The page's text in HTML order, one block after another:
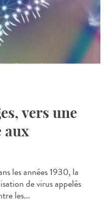
vers une
aux
les années 1930, la
de virus appelés
les...